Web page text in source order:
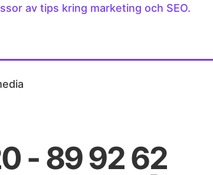
av tips kring marketing och SEO.
- 89 92 62